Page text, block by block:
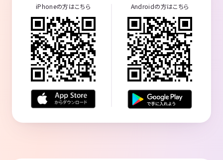
iPhoneの方はこちら Androidの方はこちら